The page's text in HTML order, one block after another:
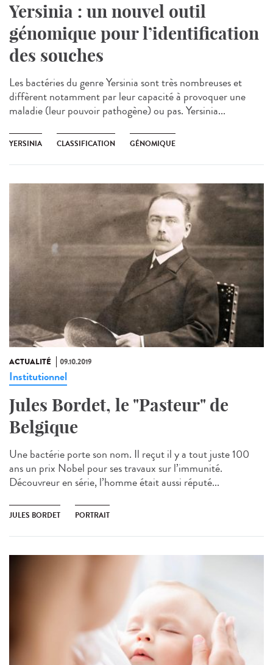
Yersinia : un nouvel outil
génomique pour l’identification
des souches
Les bactéries du genre Yersinia sont très nombreuses et
diffèrent notamment par leur capacité à provoquer une
maladie (leur pouvoir pathogène) ou pas. Yersinia...
YERSINIA CLASSIFICATION GÉNOMIQUE
ACTUALITÉ 09.10.2019
Institutionnel
Jules Bordet, le "Pasteur" de
Belgique
Une bactérie porte son nom. Il reçut il y a tout juste 100
ans un prix Nobel pour ses travaux sur l’immunité.
Découvreur en série, l’homme était aussi réputé...
JULES BORDET PORTRAIT